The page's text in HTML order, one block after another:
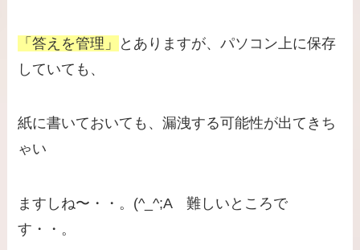
「答えを管理」
とありますが、パソコン上に保存
していても、
紙に書いておいても、漏洩する可能性が出てきち
ゃい
ますしね〜・・。(^_^;A 難しいところで
す・・。